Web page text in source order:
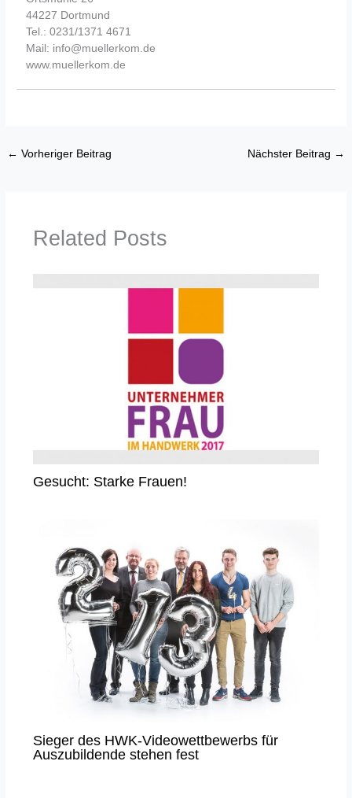
44227 Dortmund
Tel.: 0231/1371 4671
Mail: info@muellerkom.de
www.muellerkom.de
← Vorheriger Beitrag Nächster Beitrag →
Related Posts
Gesucht: Starke Frauen!
Sieger des HWK-Videowettbewerbs für
Auszubildende stehen fest